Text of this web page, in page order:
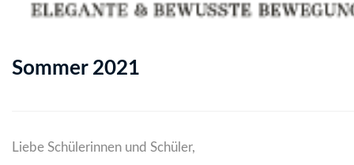
Sommer 2021
Liebe Schülerinnen und Schüler,